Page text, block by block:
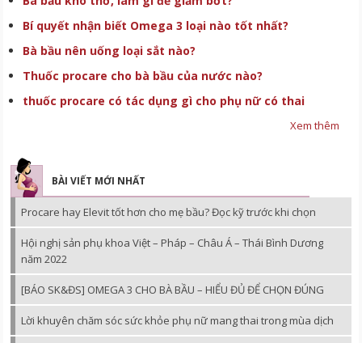
Bí quyết nhận biết Omega 3 loại nào tốt nhất?
Bà bầu nên uống loại sắt nào?
Thuốc procare cho bà bầu của nước nào?
thuốc procare có tác dụng gì cho phụ nữ có thai
Xem thêm
BÀI VIẾT MỚI NHẤT
Procare hay Elevit tốt hơn cho mẹ bầu? Đọc kỹ trước khi chọn
Hội nghị sản phụ khoa Việt – Pháp – Châu Á – Thái Bình Dương
năm 2022
[BÁO SK&ĐS] OMEGA 3 CHO BÀ BẦU – HIỂU ĐỦ ĐỂ CHỌN ĐÚNG
Lời khuyên chăm sóc sức khỏe phụ nữ mang thai trong mùa dịch